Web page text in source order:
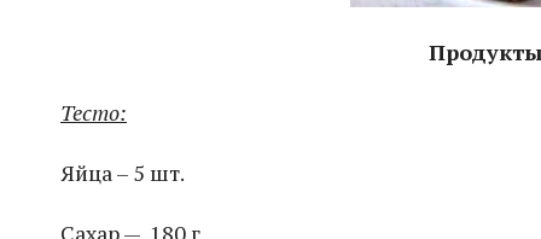
Тесто:
Яйца – 5 шт.
Сахар — 180 г